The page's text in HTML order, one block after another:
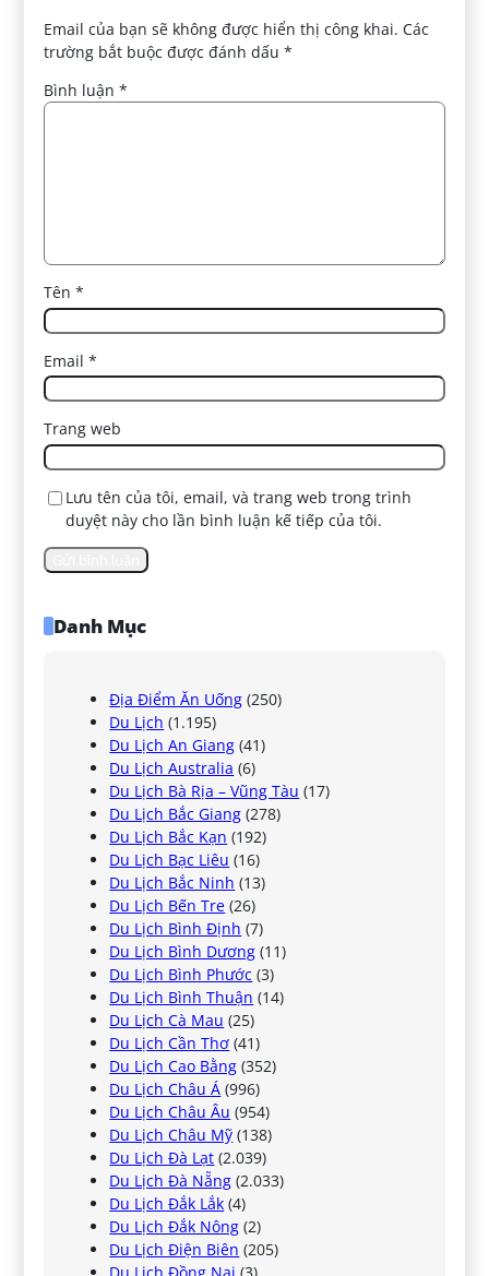
Email của bạn sẽ không được hiển thị công khai. Các
trường bắt buộc được đánh dấu*
Bình luận*
Tên*
Email*
Trang web
Lưu tên của tôi, email, và trang web trong trình
duyệt này cho lần bình luận kế tiếp của tôi.
Danh Mục
Địa Điểm Ăn Uống (250)
Du Lịch (1.195)
Du Lịch An Giang (41)
Du Lịch Australia (6)
Du Lịch Bà Rịa – Vũng Tàu (17)
Du Lịch Bắc Giang (278)
Du Lịch Bắc Kạn (192)
Du Lịch Bạc Liêu (16)
Du Lịch Bắc Ninh (13)
Du Lịch Bến Tre (26)
Du Lịch Bình Định (7)
Du Lịch Bình Dương (11)
Du Lịch Bình Phước (3)
Du Lịch Bình Thuận (14)
Du Lịch Cà Mau (25)
Du Lịch Cần Thơ (41)
Du Lịch Cao Bằng (352)
Du Lịch Châu Á (996)
Du Lịch Châu Âu (954)
Du Lịch Châu Mỹ (138)
Du Lịch Đà Lạt (2.039)
Du Lịch Đà Nẵng (2.033)
Du Lịch Đắk Lắk (4)
Du Lịch Đắk Nông (2)
Du Lịch Điện Biên (205)